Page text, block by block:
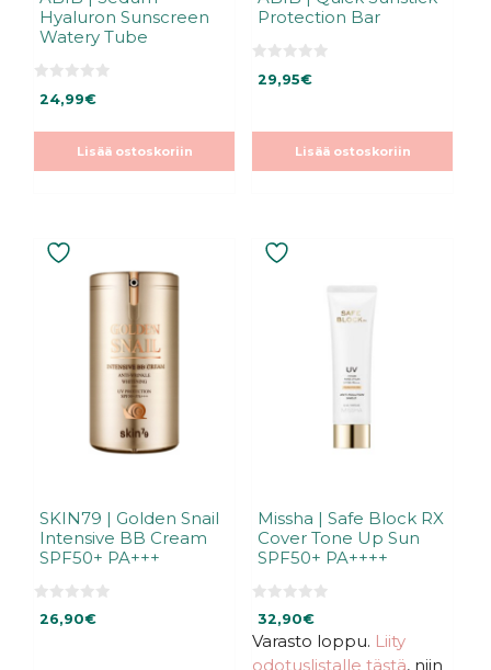
Hyaluron Sunscreen
Watery Tube
5
s
24,99€
Lisää ostoskoriin
Protection Bar
529,95€
Lisää ostoskoriin
SKIN79 | Golden Snail
Intensive BB Cream
SPF50+ PA+++
0
526,90€
Missha | Safe Block RX
Cover Tone Up Sun
SPF50+ PA++++
0
5
:
s
t
32,90€
Varasto loppu. Liity
odotuslistalle tästä, niin